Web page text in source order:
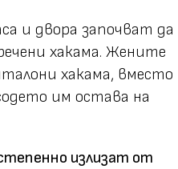
и двора започват да
хакама. Жените
хакама, вместо
им остава на
излизат от